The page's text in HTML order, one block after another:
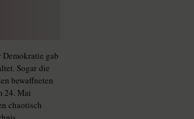
gab
Sogar die
bewaffneten
24. Mai
chaotisch